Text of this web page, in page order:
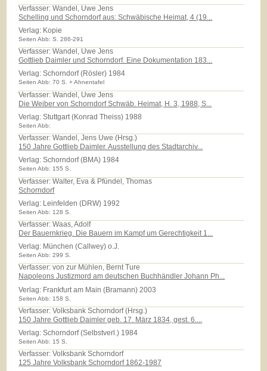
Verfasser: Wandel, Uwe Jens
Schelling und Schorndorf aus: Schwäbische Heimat, 4 (19...
Verlag: Kopie
Seiten Abb: S. 286-291
Verfasser: Wandel, Uwe Jens
Gottlieb Daimler und Schorndorf. Eine Dokumentation 183...
Verlag:Schorndorf (Rösler) 1984
Seiten Abb: 70 S. + Ahnentafel
Verfasser: Wandel, Uwe Jens
Die Weiber von Schorndorf Schwäb. Heimat, H. 3, 1988, S...
Verlag:Stuttgart (Konrad Theiss) 1988
Seiten Abb:
Verfasser: Wandel, Jens Uwe (Hrsg.)
150 Jahre Gottlieb Daimler. Ausstellung des Stadtarchiv...
Verlag:Schorndorf (BMA) 1984
Seiten Abb: 155 S.
Verfasser: Walter, Eva & Pfündel, Thomas
Schorndorf
Verlag: Leinfelden (DRW) 1992
Seiten Abb: 128 S.
Verfasser: Waas, Adolf
Der Bauernkrieg. Die Bauern im Kampf um Gerechtigkeit 1...
Verlag: München (Callwey) o.J.
Seiten Abb: 299 S.
Verfasser: von zur Mühlen, Bernt Ture
Napoleons Justizmord am deutschen Buchhändler Johann Ph...
Verlag: Frankfurt am Main (Bramann) 2003
Seiten Abb: 158 S.
Verfasser: Volksbank Schorndorf (Hrsg.)
150 Jahre Gottlieb Daimler geb. 17. März 1834, gest. 6....
Verlag:Schorndorf (Selbstverl.) 1984
Seiten Abb: 15 S.
Verfasser: Volksbank Schorndorf
125 Jahre Volksbank Schorndorf 1862-1987